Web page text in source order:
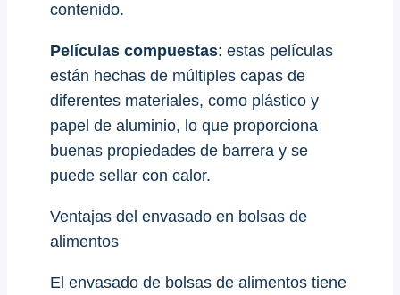
contenido.
Películas compuestas: estas películas
están hechas de múltiples capas de
diferentes materiales, como plástico y
papel de aluminio, lo que proporciona
buenas propiedades de barrera y se
puede sellar con calor.
Ventajas del envasado en bolsas de
alimentos
El envasado de bolsas de alimentos tiene